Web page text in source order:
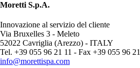
Moretti S.p.A.
Innovazione al servizio del cliente
Via Bruxelles 3 - Meleto
52022 Cavriglia (Arezzo) - ITALY
Tel. +39 055 96 21 11 - Fax +39 055 96
info@morettispa.com